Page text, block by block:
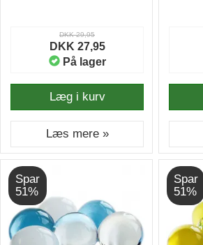
DKK 29,95
DKK 27,95
På lager
Læg i kurv
Læs mere »
Spar
51%
Spar
51%